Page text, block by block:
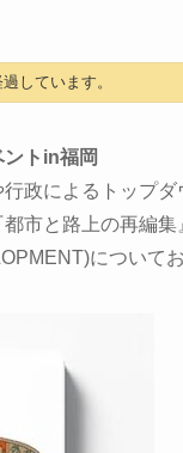
しています。
ントin福岡
政によるトップ
市と路上の再編
について